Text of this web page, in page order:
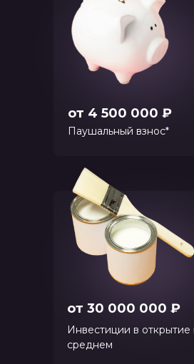
Инвестиции в открытие
среднем
от 30 000 000 ₽
от 4 500 000 ₽
Паушальный взнос*